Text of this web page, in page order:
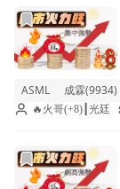
前往股市火力
ASML 成霖(9934)
🔥火哥(+8)┃光廷
前往股市火力